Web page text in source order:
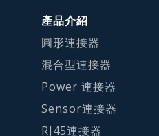
產品介紹
圓形連接器
混合型連接器
Power 連接器
Sensor連接器
RJ45連接器